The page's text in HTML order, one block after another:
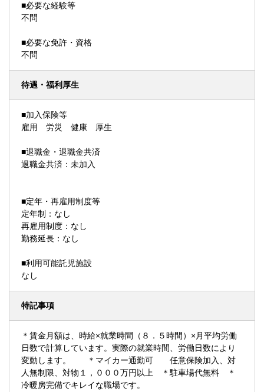
■必要な経験等
不問
■必要な免許・資格
不問
待遇・福利厚生
■加入保険等
雇用 労災 健康 厚生
■退職金・退職金共済
退職金共済：未加入
■定年・再雇用制度等
定年制：なし
再雇用制度：なし
勤務延長：なし
■利用可能託児施設
なし
特記事項
＊賃金月額は、時給×就業時間（８．５時間）×月平均労働
日数で計算しています。実際の就業時間、労働日数により
変動します。 ＊マイカー通勤可 任意保険加入、対
人無制限、対物１，０００万円以上 ＊駐車場代無料 ＊
冷暖房完備でキレイな職場です。